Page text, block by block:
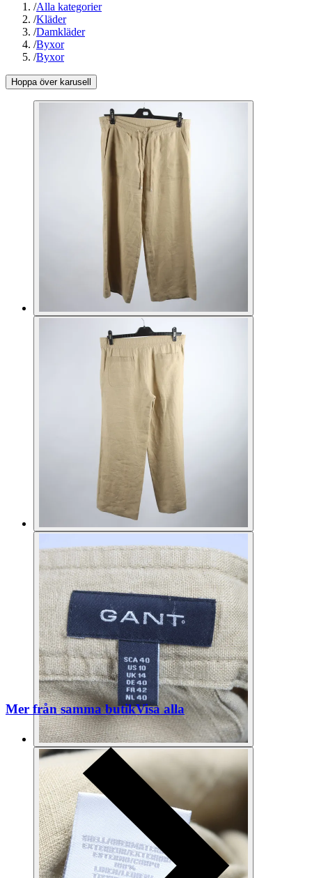
/Alla kategorier
/Kläder
/Damkläder
/Byxor
/Byxor
Hoppa över karusell
Mer från samma butikVisa alla